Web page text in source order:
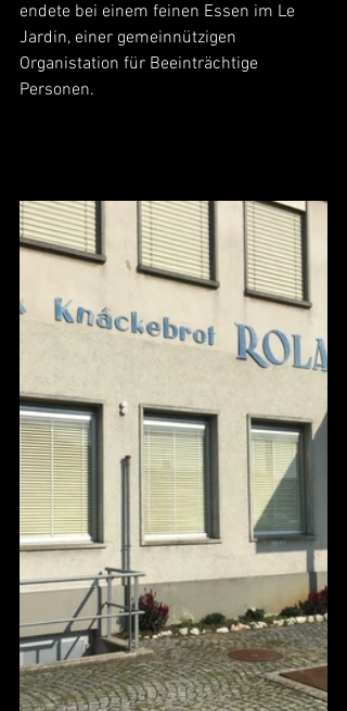
endete bei einem feinen Essen im Le
Jardin, einer gemeinnützigen
Organistation für Beeinträchtige
Personen.